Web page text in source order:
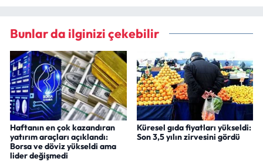
Bunlar da ilginizi çekebilir
Haftanın en çok kazandıran
yatırım araçları açıklandı:
Borsa ve döviz yükseldi ama
lider değişmedi
Küresel gıda fiyatları yükseldi:
Son 3,5 yılın zirvesini gördü